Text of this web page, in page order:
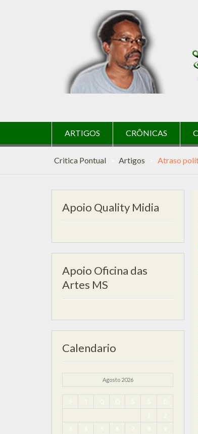
ARTIGOS CRÔNICAS
Critica Pontual Artigos Atraso
Apoio Quality Midia
Apoio Oficina das
Artes MS
Calendario
Agosto 2026
S T Q Q S S D
1
3 4 5 6 7 8 9